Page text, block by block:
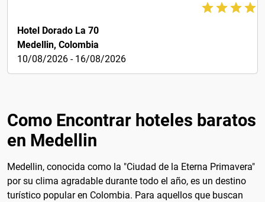
Hotel Dorado La 70
Medellin, Colombia
10/08/2026 - 16/08/2026
Como Encontrar hoteles baratos
en Medellin
Medellin, conocida como la "Ciudad de la Eterna Primavera"
por su clima agradable durante todo el año, es un destino
turístico popular en Colombia. Para aquellos que buscan